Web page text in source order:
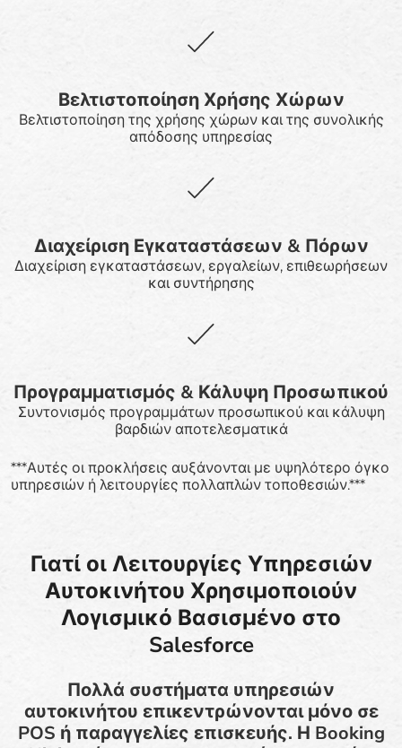
Βελτιστοποίηση Χρήσης Χώρων
Βελτιστοποίηση της χρήσης χώρων και της συνολικής
απόδοσης υπηρεσίας
Διαχείριση Εγκαταστάσεων & Πόρων
Διαχείριση εγκαταστάσεων, εργαλείων, επιθεωρήσεων
και συντήρησης
Προγραμματισμός & Κάλυψη Προσωπικού
Συντονισμός προγραμμάτων προσωπικού και κάλυψη
βαρδιών αποτελεσματικά
***Αυτές οι προκλήσεις αυξάνονται με υψηλότερο όγκο
υπηρεσιών ή λειτουργίες πολλαπλών τοποθεσιών.***
Γιατί οι Λειτουργίες Υπηρεσιών
Αυτοκινήτου Χρησιμοποιούν
Λογισμικό Βασισμένο στο
Salesforce
Πολλά συστήματα υπηρεσιών
αυτοκινήτου επικεντρώνονται μόνο σε
POS ή παραγγελίες επισκευής. Η Booking